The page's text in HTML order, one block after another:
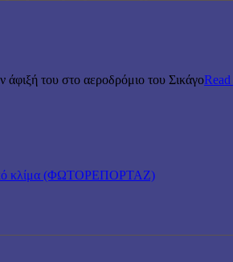
άφιξή του στο αεροδρόμιο του Σικάγο
κλίμα (ΦΩΤΟΡΕΠΟΡΤΑΖ)